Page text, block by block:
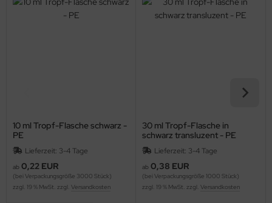
10 ml Tropf-Flasche schwarz -
PE
Lieferzeit: 3-4 Tage
ab 0,22 EUR
(bei Verpackungsgröße 3000 Stück)
zzgl. 19 % MwSt. zzgl. Versandkosten
30 ml Tropf-Flasche in
schwarz transluzent - PE
Lieferzeit: 3-4 Tage
ab 0,38 EUR
(bei Verpackungsgröße 1000 Stück)
zzgl. 19 % MwSt. zzgl. Versandkosten